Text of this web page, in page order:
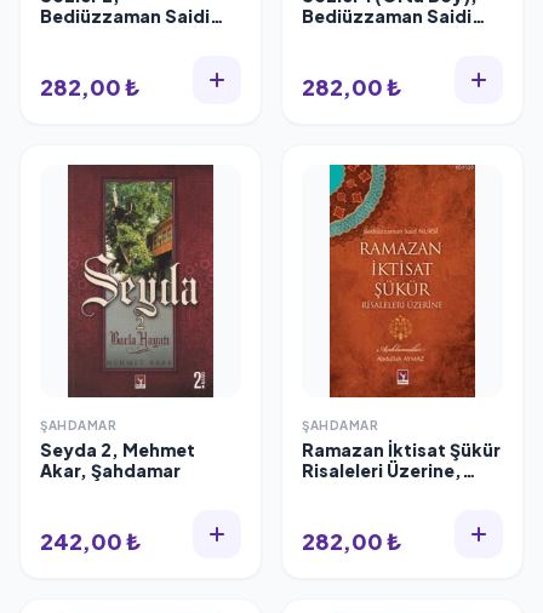
Bediüzzaman Saidi
282,00 ₺
Bediüzzaman Saidi
282,00 ₺
ŞAHDAMAR
Seyda 2, Mehmet
Akar, Şahdamar
242,00 ₺
ŞAHDAMAR
Ramazan İktisat Şükür
Risaleleri Üzerine,
282,00 ₺